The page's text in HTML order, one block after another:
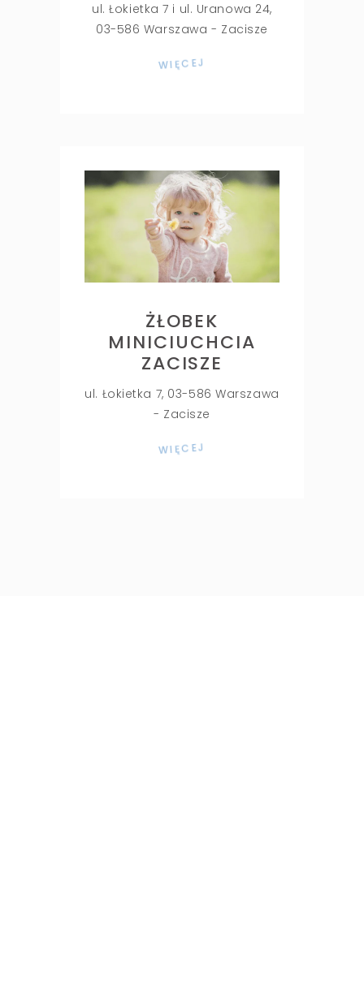
ul. Łokietka 7 i ul. Uranowa 24,
03-586 Warszawa - Zacisze
WIĘCEJ
ŻŁOBEK
MINICIUCHCIA
ZACISZE
ul. Łokietka 7, 03-586 Warszawa
- Zacisze
WIĘCEJ